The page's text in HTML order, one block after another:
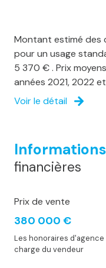
Montant estimé des
pour un usage
5 370 € . Prix
années 2021, 2022
Voir le détail
Informations
financières
Prix de vente
380 000 €
Les honoraires
charge du vendeur